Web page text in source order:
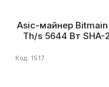
Asic-майнер Bitmain
Th/s 5644 Вт SHA-
Код: 1517